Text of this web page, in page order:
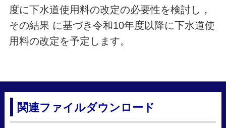
度に下水道使用料の改定の必要性を検討し，
その結果 に基づき令和10年度以降に下水道使
用料の改定を予定します。
関連ファイルダウンロード